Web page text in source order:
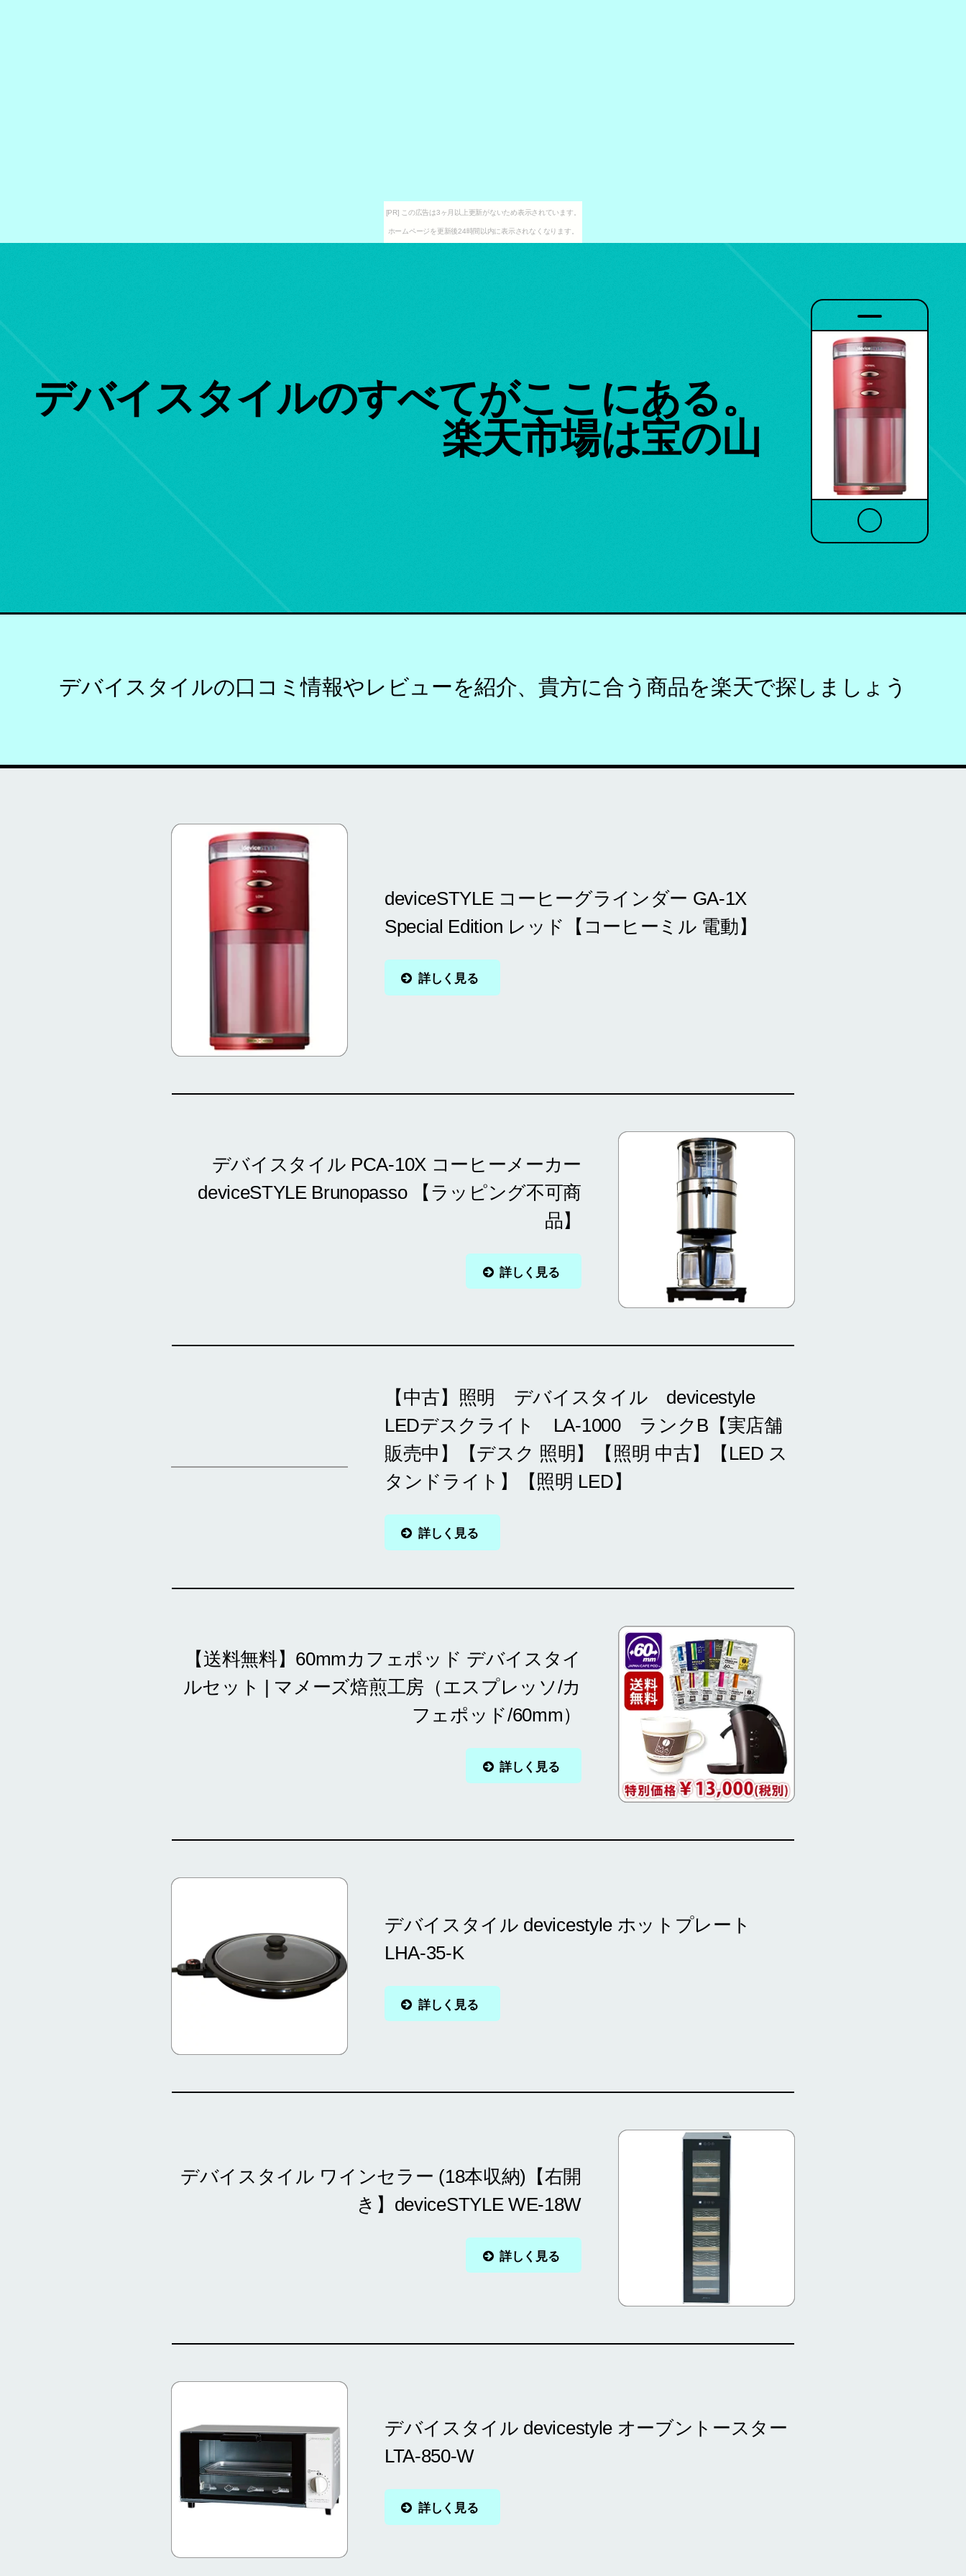
[PR] この広告は3ヶ月以上更新がないため表示されています。
ホームページを更新後24時間以内に表示されなくなります。
デバイスタイルのすべてがここにある。
楽天市場は宝の山
デバイスタイルの口コミ情報やレビューを紹介、貴方に合う商品を楽天で探しましょう
deviceSTYLE コーヒーグラインダー GA-1X
Special Edition レッド【コーヒーミル 電動】
詳しく見る
デバイスタイル PCA-10X コーヒーメーカー
deviceSTYLE Brunopasso 【ラッピング不可商
品】
詳しく見る
【中古】照明 デバイスタイル devicestyle
LEDデスクライト LA-1000 ランクB【実店舗
販売中】【デスク 照明】【照明 中古】【LED ス
タンドライト】【照明 LED】
詳しく見る
【送料無料】60mmカフェポッド デバイスタイ
ルセット | マメーズ焙煎工房（エスプレッソ/カ
フェポッド/60mm）
詳しく見る
デバイスタイル devicestyle ホットプレート
LHA-35-K
詳しく見る
デバイスタイル ワインセラー (18本収納)【右開
き】deviceSTYLE WE-18W
詳しく見る
デバイスタイル devicestyle オーブントースター
LTA-850-W
詳しく見る